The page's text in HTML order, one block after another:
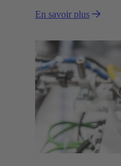
En savoir plus